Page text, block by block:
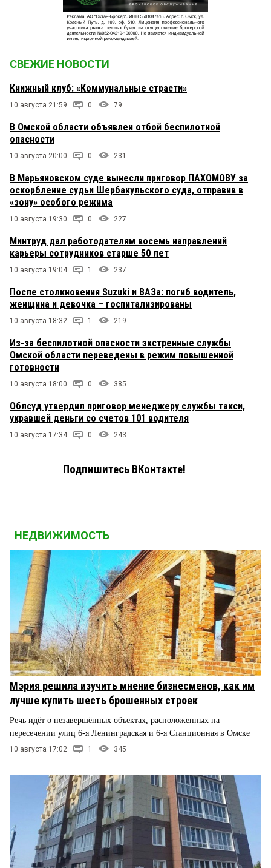
СВЕЖИЕ НОВОСТИ
Книжный клуб: «Коммунальные страсти»
10 августа 21:59 0 79
В Омской области объявлен отбой беспилотной
опасности
10 августа 20:00 0 231
В Марьяновском суде вынесли приговор ПАХОМОВУ за
оскорбление судьи Шербакульского суда, отправив в
«зону» особого режима
10 августа 19:30 0 227
Минтруд дал работодателям восемь направлений
карьеры сотрудников старше 50 лет
10 августа 19:04 1 237
После столкновения Suzuki и ВАЗа: погиб водитель,
женщина и девочка – госпитализированы
10 августа 18:32 1 219
Из-за беспилотной опасности экстренные службы
Омской области переведены в режим повышенной
готовности
10 августа 18:00 0 385
Облсуд утвердил приговор менеджеру службы такси,
укравшей деньги со счетов 101 водителя
10 августа 17:34 0 243
Подпишитесь ВКонтакте!
НЕДВИЖИМОСТЬ
Мэрия решила изучить мнение бизнесменов, как им
лучше купить шесть брошенных строек
Речь идёт о незавершённых объектах, расположенных на
пересечении улиц 6-я Ленинградская и 6-я Станционная в Омске
10 августа 17:02 1 345